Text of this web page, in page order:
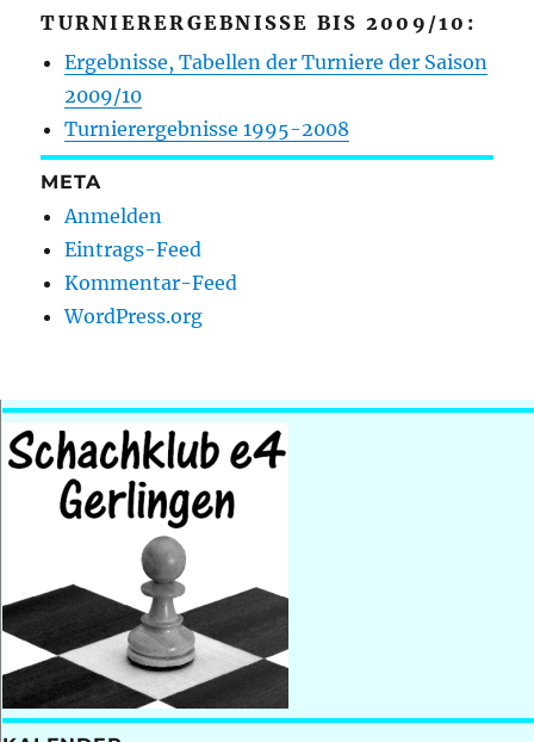
TURNIERERGEBNISSE BIS 2009/10:
Ergebnisse, Tabellen der Turniere der Saison
2009/10
Turnierergebnisse 1995-2008
META
Anmelden
Eintrags-Feed
Kommentar-Feed
WordPress.org